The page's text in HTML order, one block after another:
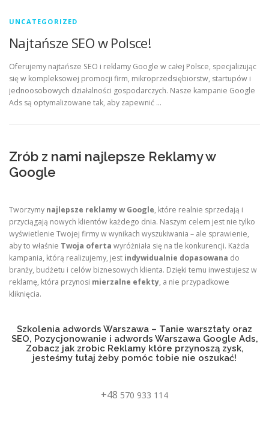
UNCATEGORIZED
Najtańsze SEO w Polsce!
Oferujemy najtańsze SEO i reklamy Google w całej Polsce, specjalizując
się w kompleksowej promocji firm, mikroprzedsiębiorstw, startupów i
jednoosobowych działalności gospodarczych. Nasze kampanie Google
Ads są optymalizowane tak, aby zapewnić …
Zrób z nami najlepsze Reklamy w
Google
Tworzymy najlepsze reklamy w Google, które realnie sprzedają i
przyciągają nowych klientów każdego dnia. Naszym celem jest nie tylko
wyświetlenie Twojej firmy w wynikach wyszukiwania – ale sprawienie,
aby to właśnie Twoja oferta wyróżniała się na tle konkurencji. Każda
kampania, którą realizujemy, jest indywidualnie dopasowana do
branży, budżetu i celów biznesowych klienta. Dzięki temu inwestujesz w
reklamę, która przynosi mierzalne efekty, a nie przypadkowe
kliknięcia.
Szkolenia adwords Warszawa – Tanie warsztaty oraz
SEO, Pozycjonowanie i adwords Warszawa Google Ads,
Zobacz jak zrobic Reklamy które przynoszą zysk,
jesteśmy tutaj żeby pomóc tobie nie oszukać!
+48 570 933 114